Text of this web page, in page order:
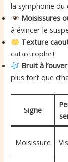
la symphonie du
Moisissures
à évincer le
Texture
catastrophe !
Bruit à
plus fort que
Signe
Moisissure